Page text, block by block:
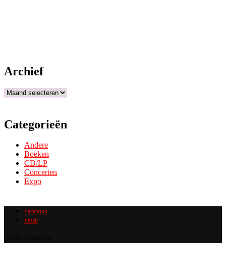
Archief
Archief
Categorieën
Andere
Boeken
CD/LP
Concerten
Expo
Facebook
Email